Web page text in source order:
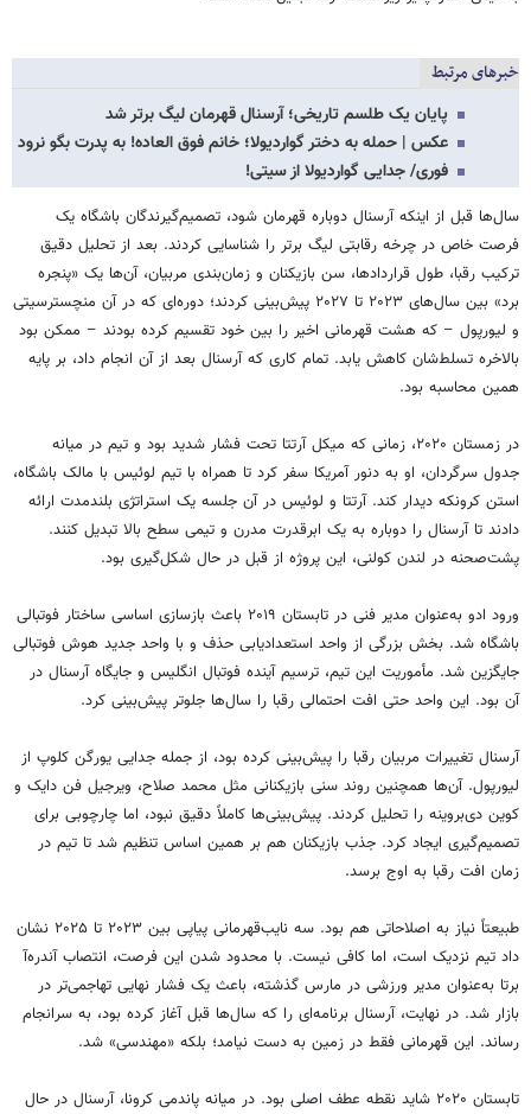
خبرهای مرتبط
پایان یک طلسم تاریخی؛ آرسنال قهرمان لیگ برتر شد
عکس | حمله به دختر گواردیولا؛ خانم فوق العاده! به پدرت بگو نرود
فوری/ جدایی گواردیولا از سیتی!
سال‌ها قبل از اینکه آرسنال دوباره قهرمان شود، تصمیم‌گیرندگان باشگاه یک
فرصت خاص در چرخه رقابتی لیگ برتر را شناسایی کردند. بعد از تحلیل دقیق
ترکیب رقبا، طول قراردادها، سن بازیکنان و زمان‌بندی مربیان، آن‌ها یک «پنجره
برد» بین سال‌های ۲۰۲۳ تا ۲۰۲۷ پیش‌بینی کردند؛ دوره‌ای که در آن منچسترسیتی
و لیورپول – که هشت قهرمانی اخیر را بین خود تقسیم کرده بودند – ممکن بود
بالاخره تسلط‌شان کاهش یابد. تمام کاری که آرسنال بعد از آن انجام داد، بر پایه
همین محاسبه بود.
در زمستان ۲۰۲۰، زمانی که میکل آرتتا تحت فشار شدید بود و تیم در میانه
جدول سرگردان، او به دنور آمریکا سفر کرد تا همراه با تیم لوئیس با مالک باشگاه،
استن کرونکه دیدار کند. آرتتا و لوئیس در آن جلسه یک استراتژی بلندمدت ارائه
دادند تا آرسنال را دوباره به یک ابرقدرت مدرن و تیمی سطح بالا تبدیل کنند.
پشت‌صحنه در لندن کولنی، این پروژه از قبل در حال شکل‌گیری بود.
ورود ادو به‌عنوان مدیر فنی در تابستان ۲۰۱۹ باعث بازسازی اساسی ساختار فوتبالی
باشگاه شد. بخش بزرگی از واحد استعدادیابی حذف و با واحد جدید هوش فوتبالی
جایگزین شد. مأموریت این تیم، ترسیم آینده فوتبال انگلیس و جایگاه آرسنال در
آن بود. این واحد حتی افت احتمالی رقبا را سال‌ها جلوتر پیش‌بینی کرد.
آرسنال تغییرات مربیان رقبا را پیش‌بینی کرده بود، از جمله جدایی یورگن کلوپ از
لیورپول. آن‌ها همچنین روند سنی بازیکنانی مثل محمد صلاح، ویرجیل فن دایک و
کوین دی‌بروینه را تحلیل کردند. پیش‌بینی‌ها کاملاً دقیق نبود، اما چارچوبی برای
تصمیم‌گیری ایجاد کرد. جذب بازیکنان هم بر همین اساس تنظیم شد تا تیم در
زمان افت رقبا به اوج برسد.
طبیعتاً نیاز به اصلاحاتی هم بود. سه نایب‌قهرمانی پیاپی بین ۲۰۲۳ تا ۲۰۲۵ نشان
داد تیم نزدیک است، اما کافی نیست. با محدود شدن این فرصت، انتصاب آندره‌آ
برتا به‌عنوان مدیر ورزشی در مارس گذشته، باعث یک فشار نهایی تهاجمی‌تر در
بازار شد. در نهایت، آرسنال برنامه‌ای را که سال‌ها قبل آغاز کرده بود، به سرانجام
رساند. این قهرمانی فقط در زمین به دست نیامد؛ بلکه «مهندسی» شد.
تابستان ۲۰۲۰ شاید نقطه عطف اصلی بود. در میانه پاندمی کرونا، آرسنال در حال